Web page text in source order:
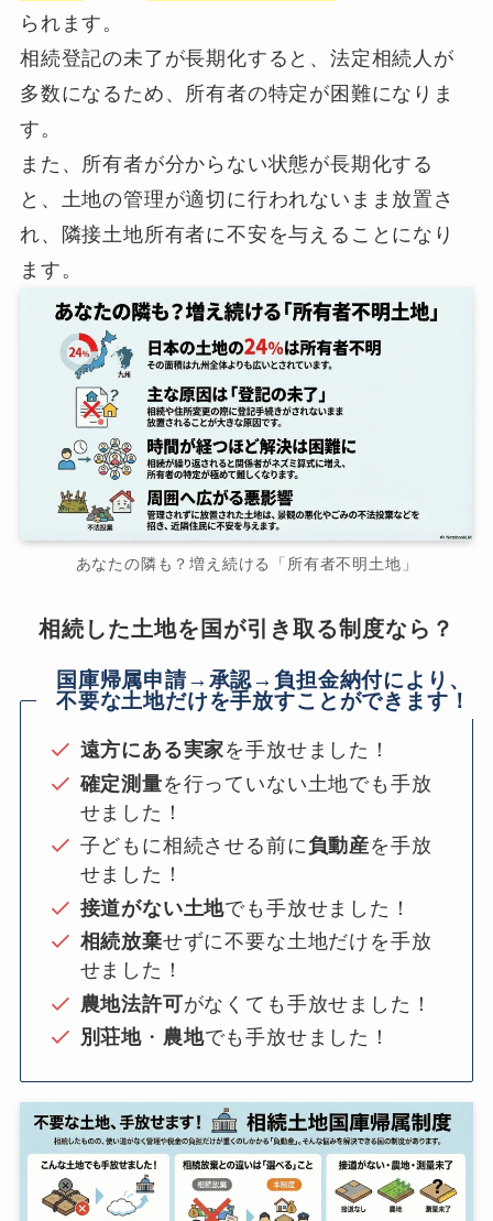
られます。
相続登記の未了が長期化すると、法定相続人が
多数になるため、所有者の特定が困難になりま
す。
また、所有者が分からない状態が長期化する
と、土地の管理が適切に行われないまま放置さ
れ、隣接土地所有者に不安を与えることになり
ます。
あなたの隣も？増え続ける「所有者不明土地」
相続した土地を国が引き取る制度なら？
国庫帰属申請→承認→負担金納付により、
不要な土地だけを手放すことができます！
遠方にある実家を手放せました！
確定測量を行っていない土地でも手放
せました！
子どもに相続させる前に負動産を手放
せました！
接道がない土地でも手放せました！
相続放棄せずに不要な土地だけを手放
せました！
農地法許可がなくても手放せました！
別荘地 ・ 農地でも手放せました！